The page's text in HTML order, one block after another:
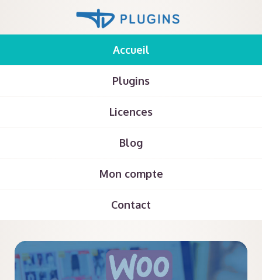
Accueil
Plugins
Licences
Blog
Mon compte
Contact